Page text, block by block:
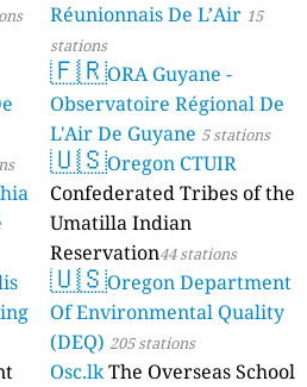
Réunionnais De L’Air 15
stations
🇫🇷ORA Guyane -
Observatoire Régional De
L'Air De Guyane 5 stations
🇺🇸Oregon CTUIR
Confederated Tribes of the
Umatilla Indian
Reservation44 stations
🇺🇸Oregon Department
Of Environmental Quality
(DEQ) 205 stations
Osc.lkThe Overseas School